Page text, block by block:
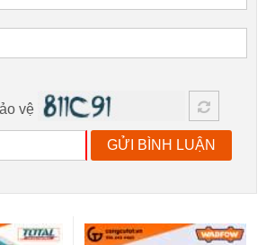
vệ
GỬI BÌNH LUẬN